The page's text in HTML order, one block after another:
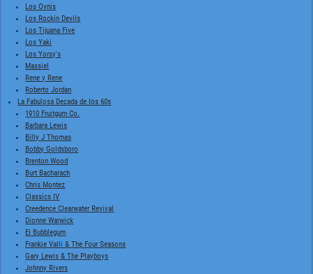
Los Ovnis
Los Rockin Devils
Los Tijuana Five
Los Yaki
Los Yorsy's
Massiel
Rene y Rene
Roberto Jordan
La Fabulosa Decada de los 60s
1910 Fruitgum Co.
Barbara Lewis
Billy J Thomas
Bobby Goldsboro
Brenton Wood
Burt Bacharach
Chris Montez
Classics IV
Creedence Clearwater Revival
Dionne Warwick
El Bubblegum
Frankie Valli & The Four Seasons
Gary Lewis & The Playboys
Johnny Rivers